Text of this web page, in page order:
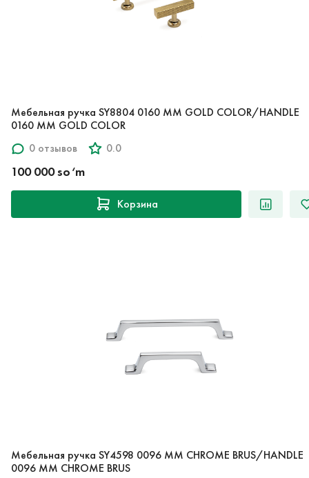
Мебельная ручка SY8804 0160 MM GOLD COLOR/HANDLE
0160 MM GOLD COLOR
0 отзывов
0.0
100 000 so‘m
Корзина
Мебельная ручка SY4598 0096 MM CHROME BRUS/HANDLE
0096 MM CHROME BRUS